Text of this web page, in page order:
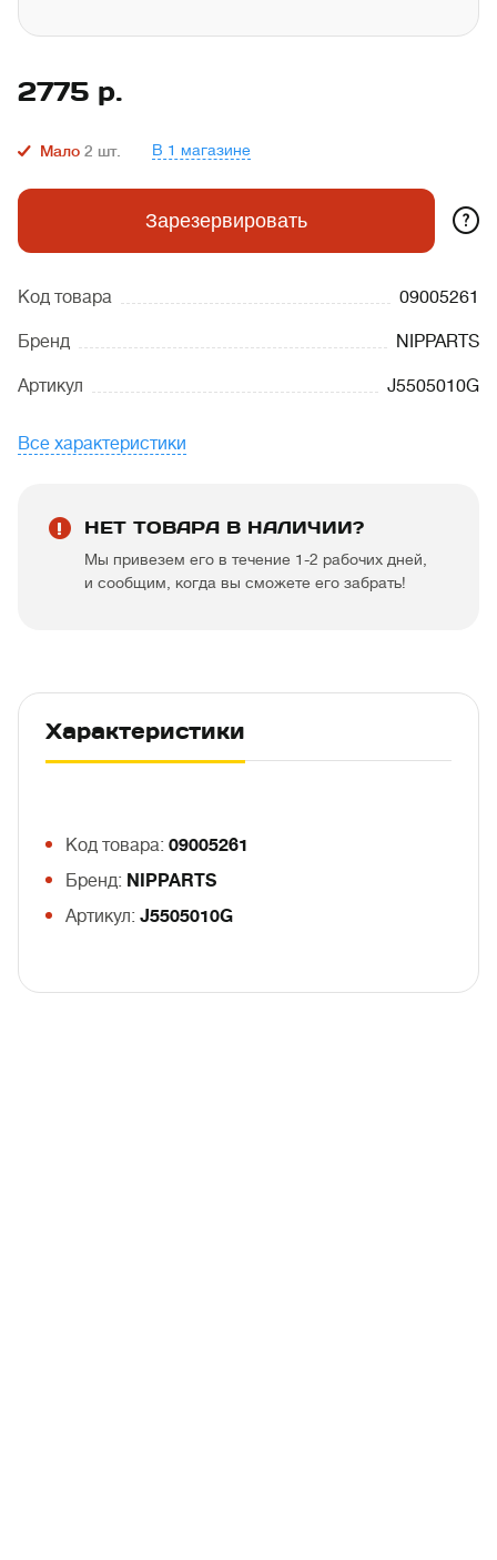
2775 р.
Мало 2 шт. В 1 магазине
Зарезервировать ?
Код товара 09005261
Бренд NIPPARTS
Артикул J5505010G
Все характеристики
НЕТ ТОВАРА В НАЛИЧИИ?
Мы привезем его в течение 1-2 рабочих дней,
и сообщим, когда вы сможете его забрать!
Характеристики
Код товара: 09005261
Бренд: NIPPARTS
Артикул: J5505010G